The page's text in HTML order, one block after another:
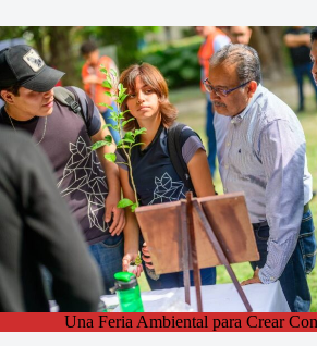
Una Feria Ambiental para Crear